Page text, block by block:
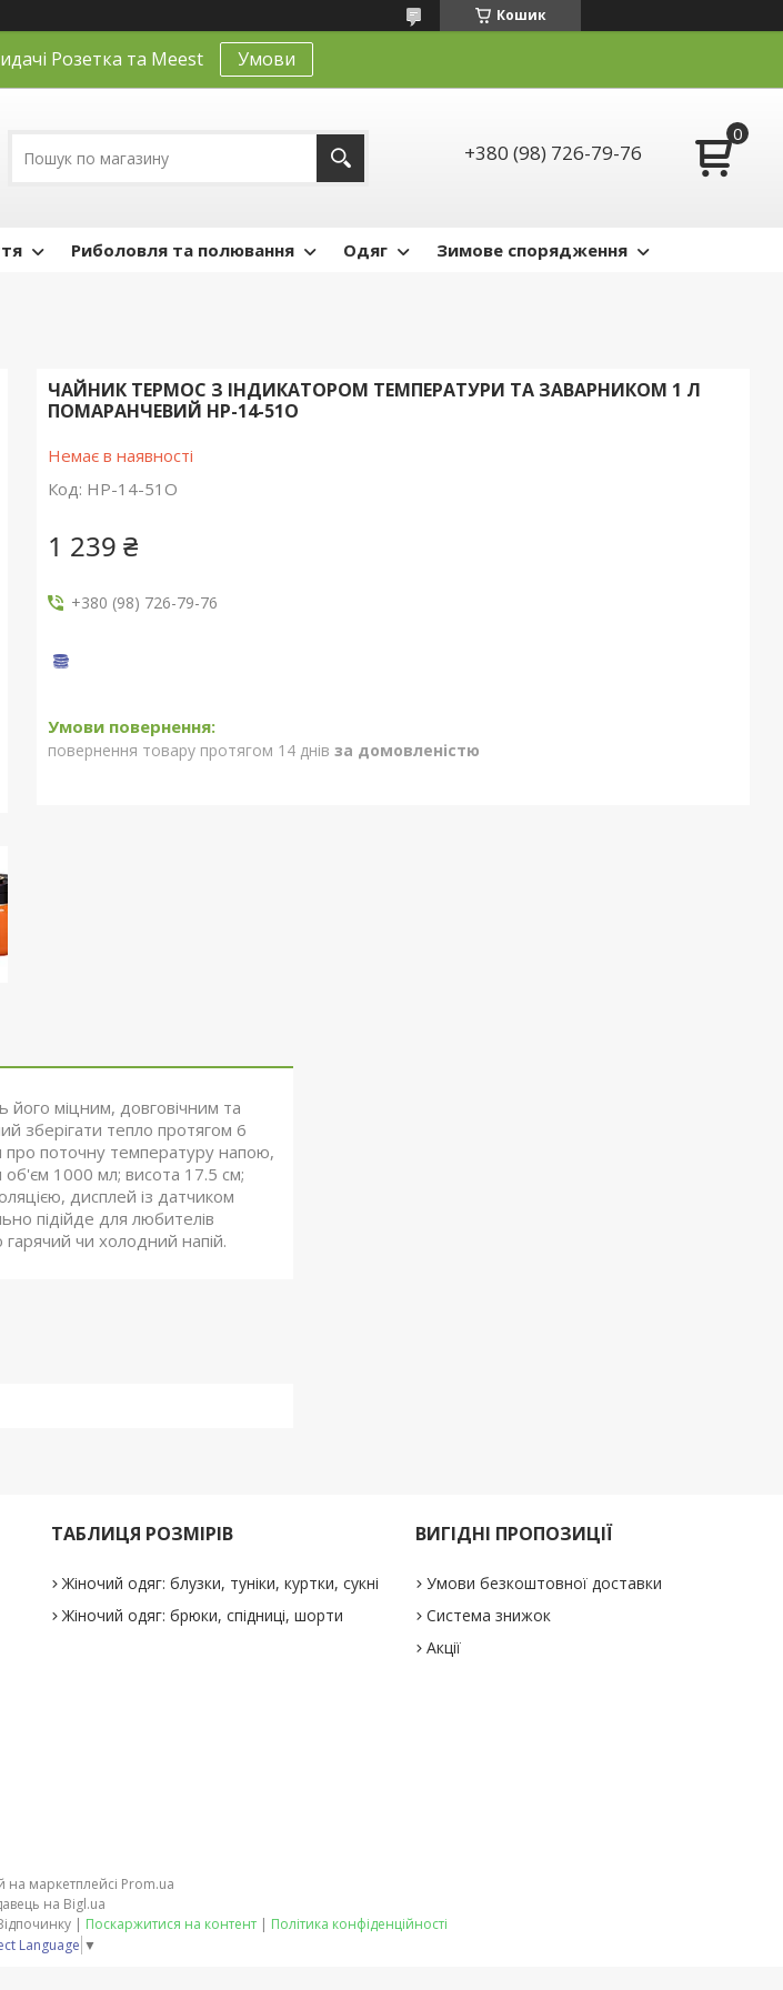
Кошик
Розетка та Meest Умови
+380 (98) 726-79-76
Риболовля та полювання Одяг Зимове спорядження
ЧАЙНИК ТЕРМОС З ІНДИКАТОРОМ ТЕМПЕРАТУРИ ТА ЗАВАРНИКОМ 1 Л
ПОМАРАНЧЕВИЙ HP-14-51O
Немає в наявності
Код: HP-14-51O
1 239 ₴
+380 (98) 726-79-76
повернення товару протягом 14 днів за домовленістю
його міцним, довговічним та
зберігати тепло протягом 6
про поточну температуру напою,
об'єм 1000 мл; висота 17.5 см;
дисплей із датчиком
підійде для любителів
чи холодний напій.
ТАБЛИЦЯ РОЗМІРІВ
Жіночий одяг: блузки, туніки, куртки, сукні
Жіночий одяг: брюки, спідниці, шорти
ВИГІДНІ ПРОПОЗИЦІЇ
Умови безкоштовної доставки
Система знижок
Акції
на маркетплейсі Prom.ua
на Bigl.ua
stepler.in.ua - товари для Туризму | Спорту | Активного Відпочинку | Поскаржитися на контент | Політика конфіденційності
Language ▼